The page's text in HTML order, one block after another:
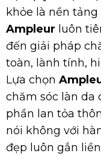
khỏe là nền tảng
Ampleur luôn
đến giải pháp
toàn, lành tính,
Lựa chọn
chăm sóc làn da
phần lan tỏa
nói không với
đẹp luôn gắn